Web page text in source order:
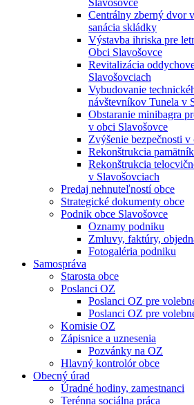
Slavošovce
Centrálny zberný dvor
sanácia skládky
Výstavba ihriska pre
Obci Slavošovce
Revitalizácia
Slavošovciach
Vybudovanie
návštevníkov Tunela v
Obstaranie minibagra
v obci Slavošovce
Zvýšenie bezpečnosti
Rekonštrukcia
Rekonštrukcia
v Slavošovciach
Predaj nehnuteľností obce
Strategické dokumenty obce
Podnik obce Slavošovce
Oznamy podniku
Zmluvy, faktúry,
Fotogaléria podniku
Samospráva
Starosta obce
Poslanci OZ
Poslanci OZ pre
Poslanci OZ pre
Komisie OZ
Zápisnice a uznesenia
Pozvánky na OZ
Hlavný kontrolór obce
Obecný úrad
Úradné hodiny, zamestnanci
Terénna sociálna práca